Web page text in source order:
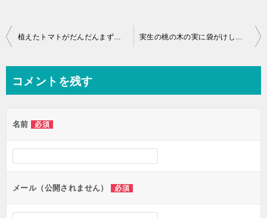
コメントを残す
名前 必須
メール（公開されません） 必須